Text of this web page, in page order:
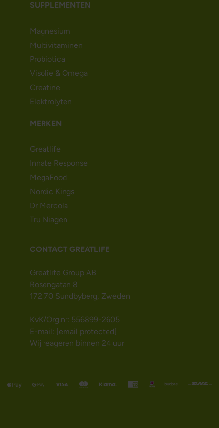
SUPPLEMENTEN
Magnesium
Multivitaminen
Probiotica
Visolie & Omega
Creatine
Elektrolyten
MERKEN
Greatlife
Innate Response
MegaFood
Nordic Kings
Dr Mercola
Tru Niagen
CONTACT GREATLIFE
Greatlife Group AB
Rosengatan 8
172 70 Sundbyberg, Zweden
KvK/Org.nr: 556899-2605
E-mail: [email protected]
Wij reageren binnen 24 uur